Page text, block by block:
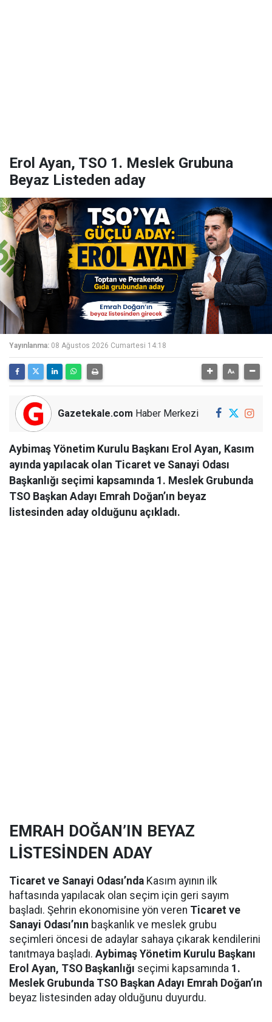
Erol Ayan, TSO 1. Meslek Grubuna
Beyaz Listeden aday
Yayınlanma: 08 Ağustos 2026 Cumartesi 14:18
Gazetekale.com Haber Merkezi
Aybimaş Yönetim Kurulu Başkanı Erol Ayan, Kasım
ayında yapılacak olan Ticaret ve Sanayi Odası
Başkanlığı seçimi kapsamında 1. Meslek Grubunda
TSO Başkan Adayı Emrah Doğan’ın beyaz
listesinden aday olduğunu açıkladı.
EMRAH DOĞAN’IN BEYAZ
LİSTESİNDEN ADAY
Ticaret ve Sanayi Odası’nda Kasım ayının ilk
haftasında yapılacak olan seçim için geri sayım
başladı. Şehrin ekonomisine yön veren Ticaret ve
Sanayi Odası’nın başkanlık ve meslek grubu
seçimleri öncesi de adaylar sahaya çıkarak kendilerini
tanıtmaya başladı. Aybimaş Yönetim Kurulu Başkanı
Erol Ayan, TSO Başkanlığı seçimi kapsamında 1.
Meslek Grubunda TSO Başkan Adayı Emrah Doğan’ın
beyaz listesinden aday olduğunu duyurdu.